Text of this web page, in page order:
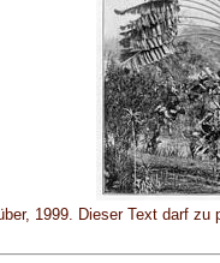
1999. Dieser Text darf zu